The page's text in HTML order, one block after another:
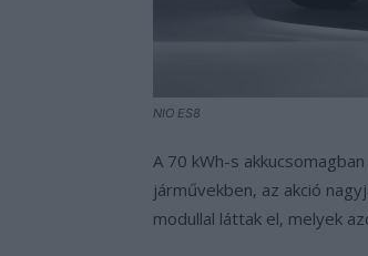
NIO ES8
A 70 kWh-s
járművekben, az akció
modullal láttak el, melyek